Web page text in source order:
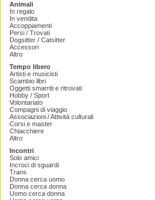
Animali
In regalo
In vendita
Accoppiamenti
Persi / Trovati
Dogsitter / Catsitter
Accessori
Altro
Tempo libero
Artisti e musicisti
Scambio libri
Oggetti smarriti e ritrovati
Hobby / Sport
Volontariato
Compagni di viaggio
Associazioni / Attività culturali
Corsi e master
Chiacchiere
Altro
Incontri
Solo amici
Incroci di sguardi
Trans
Donna cerca uomo
Donna cerca donna
Uomo cerca donna